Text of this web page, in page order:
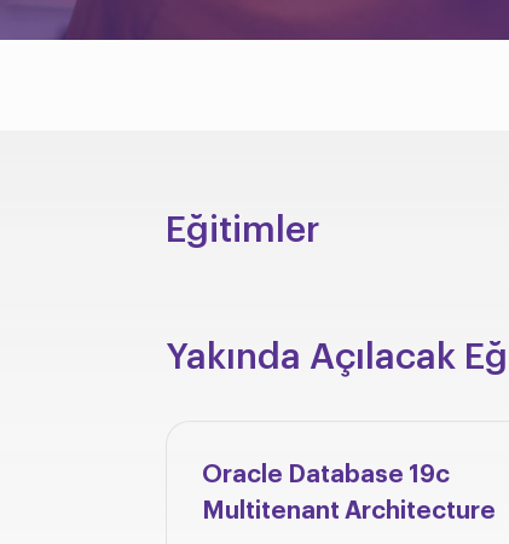
Eğitimler
Yakında Açılacak
Oracle Database 19c
Multitenant Architecture